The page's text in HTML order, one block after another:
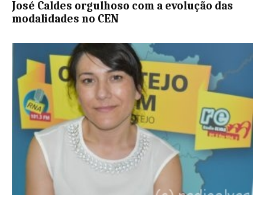
José Caldes orgulhoso com a evolução das
modalidades no CEN